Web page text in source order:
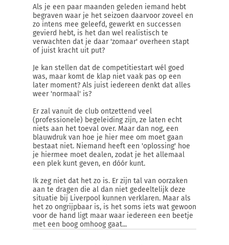
Als je een paar maanden geleden iemand hebt
begraven waar je het seizoen daarvoor zoveel en
zo intens mee geleefd, gewerkt en successen
gevierd hebt, is het dan wel realistisch te
verwachten dat je daar 'zomaar' overheen stapt
of juist kracht uit put?
Je kan stellen dat de competitiestart wél goed
was, maar komt de klap niet vaak pas op een
later moment? Als juist iedereen denkt dat alles
weer 'normaal' is?
Er zal vanuit de club ontzettend veel
(professionele) begeleiding zijn, ze laten echt
niets aan het toeval over. Maar dan nog, een
blauwdruk van hoe je hier mee om moet gaan
bestaat niet. Niemand heeft een 'oplossing' hoe
je hiermee moet dealen, zodat je het allemaal
een plek kunt geven, en dóór kunt.
Ik zeg niet dat het zo is. Er zijn tal van oorzaken
aan te dragen die al dan niet gedeeltelijk deze
situatie bij Liverpool kunnen verklaren. Maar als
het zo ongrijpbaar is, is het soms iets wat gewoon
voor de hand ligt maar waar iedereen een beetje
met een boog omhoog gaat...